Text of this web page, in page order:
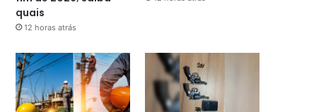
quais
12 horas atrás